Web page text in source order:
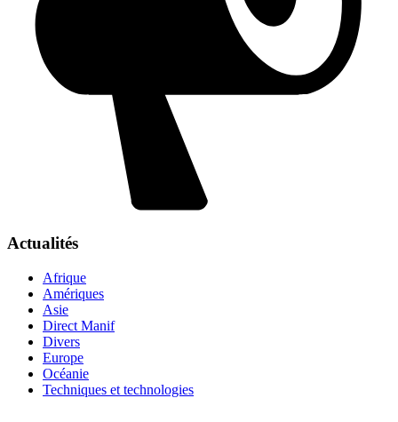
Actualités
Afrique
Amériques
Asie
Direct Manif
Divers
Europe
Océanie
Techniques et technologies